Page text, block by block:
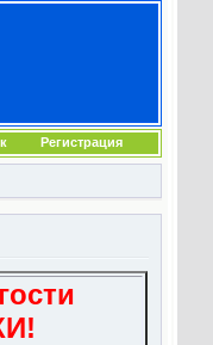
Регистрация